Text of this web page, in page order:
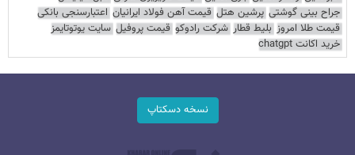
جراح بینی گوشتی پرشین هتل قیمت آهن فولاد ایرانیان اعتبارسنجی بانکی
قیمت طلا امروز بلیط قطار شرکت رادوکو قیمت پروفیل سایت یوتوتایمز
خرید اکانت chatgpt
نسخه دسکتاپ